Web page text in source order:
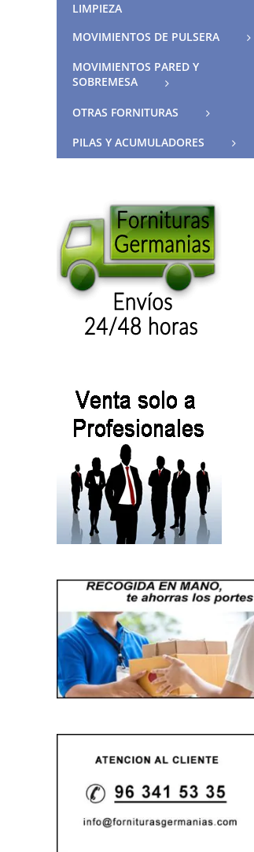
LIMPIEZA
MOVIMIENTOS DE PULSERA
MOVIMIENTOS PARED Y
SOBREMESA
OTRAS FORNITURAS
PILAS Y ACUMULADORES